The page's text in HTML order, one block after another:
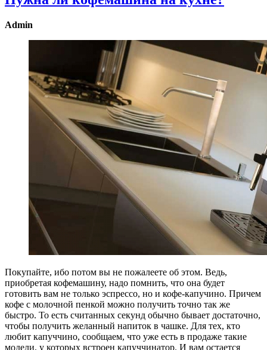
Admin
Покупайте, ибо потом вы не пожалеете об этом. Ведь,
приобретая кофемашину, надо помнить, что она будет
готовить вам не только эспрессо, но и кофе-капучино. Причем
кофе с молочной пенкой можно получить точно так же
быстро. То есть считанных секунд обычно бывает достаточно,
чтобы получить желанный напиток в чашке. Для тех, кто
любит капуччино, сообщаем, что уже есть в продаже такие
модели, у которых встроен капуччинатор. И вам остается